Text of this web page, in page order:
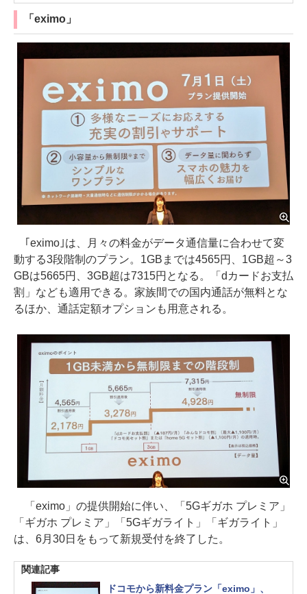
「eximo」
｢eximo｣は、月々の料金がデータ通信量に合わせて変
動する3段階制のプラン。1GBまでは4565円、1GB超～3
GBは5665円、3GB超は7315円となる。「dカードお支払
割」なども適用できる。家族間での国内通話が無料とな
るほか、通話定額オプションも用意される。
「eximo」の提供開始に伴い、「5Gギガホ プレミア」
「ギガホ プレミア」「5Gギガライト」「ギガライト」
は、6月30日をもって新規受付を終了した。
関連記事
ドコモから新料金プラン「eximo」、